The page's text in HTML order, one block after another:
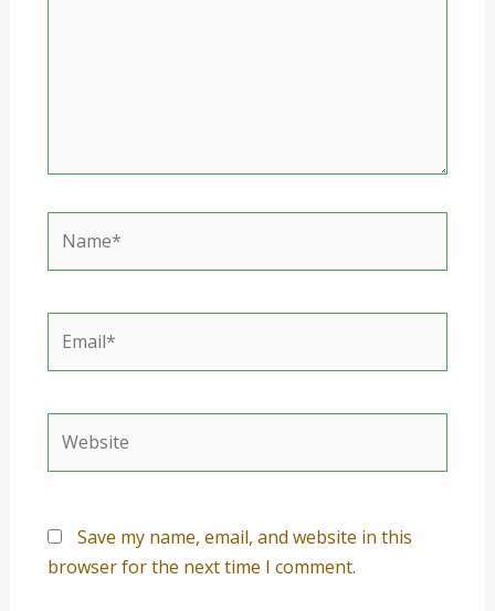
Save my name, email, and website in this
browser for the next time I comment.